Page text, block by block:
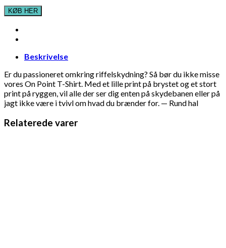
KØB HER
Beskrivelse
Er du passioneret omkring riffelskydning? Så bør du ikke misse
vores On Point T-Shirt. Med et lille print på brystet og et stort
print på ryggen, vil alle der ser dig enten på skydebanen eller på
jagt ikke være i tvivl om hvad du brænder for. — Rund hal
Relaterede varer